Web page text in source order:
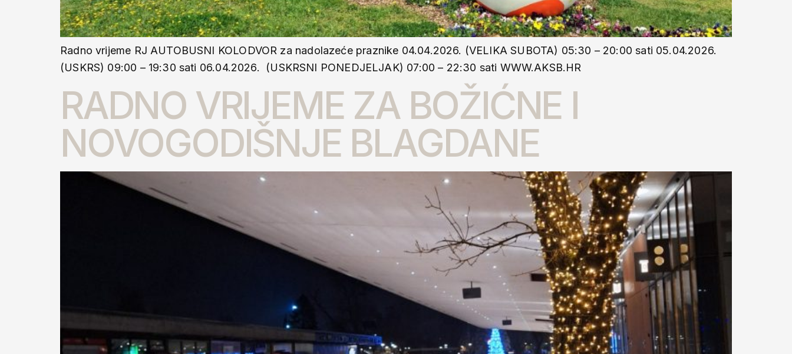
Radno vrijeme RJ AUTOBUSNI KOLODVOR za nadolazeće praznike 04.04.2026. (VELIKA SUBOTA) 05:30 – 20:00 sati 05.04.2026.
(USKRS) 09:00 – 19:30 sati 06.04.2026. (USKRSNI PONEDJELJAK) 07:00 – 22:30 sati WWW.AKSB.HR
RADNO VRIJEME ZA BOŽIĆNE I
NOVOGODIŠNJE BLAGDANE